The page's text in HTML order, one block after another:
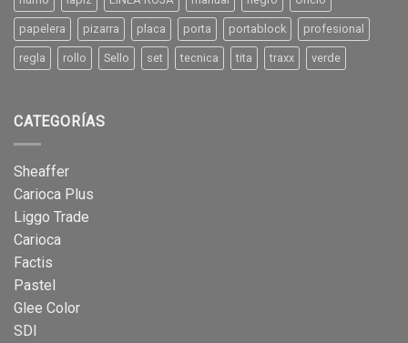
papelera pizarra placa porta portablock profesional
regla rollo Sello set tecnica tita traxx verde
CATEGORÍAS
Sheaffer
Carioca Plus
Liggo Trade
Carioca
Factis
Pastel
Glee Color
SDI